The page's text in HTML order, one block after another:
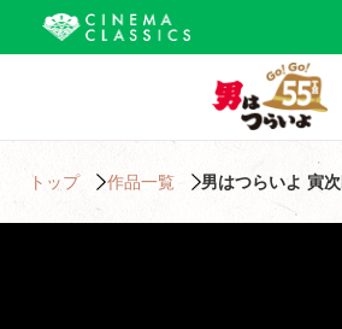
トップ 作品一覧 男はつらいよ 寅